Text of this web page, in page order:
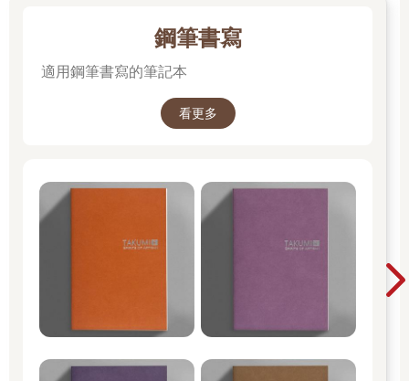
鋼筆書寫
適用鋼筆書寫的筆記本
看更多